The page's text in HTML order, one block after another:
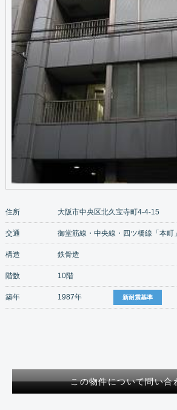
住所 大阪市中央区北久宝寺町4-4-15
交通 御堂筋線・中央線・四ツ橋線「本
構造 鉄骨造
階数 10階
築年 1987年 新耐震基準
この物件について問い合